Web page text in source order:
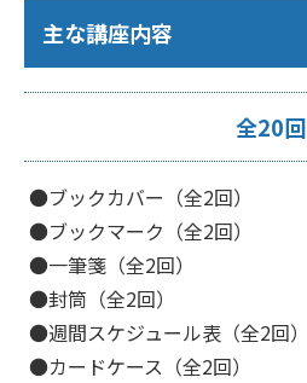
主な講座内容
全20回
●ブックカバー（全2回）
●ブックマーク（全2回）
●一筆箋（全2回）
●封筒（全2回）
●週間スケジュール表（全2回）
●カードケース（全2回）